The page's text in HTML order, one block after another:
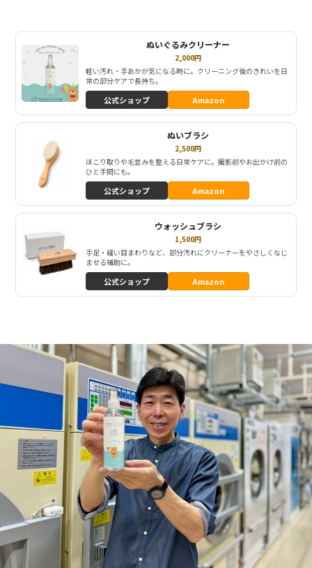
ぬいぐるみクリーナー
2,000円
軽い汚れ・手あかが気になる時に。クリーニング後のきれいを日
常の部分ケアで長持ち。
公式ショップ Amazon
ぬいブラシ
2,500円
ほこり取りや毛並みを整える日常ケアに。撮影前やお出かけ前の
ひと手間にも。
公式ショップ Amazon
ウォッシュブラシ
1,500円
手足・縫い目まわりなど、部分汚れにクリーナーをやさしくなじ
ませる補助に。
公式ショップ Amazon